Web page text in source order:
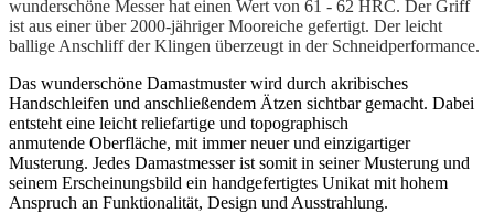
wunderschöne Messer hat einen Wert von 61 - 62 HRC. Der Griff
ist aus einer über 2000-jähriger Mooreiche gefertigt. Der leicht
ballige Anschliff der Klingen überzeugt in der Schneidperformance.
Das wunderschöne Damastmuster wird durch akribisches
Handschleifen und anschließendem Ätzen sichtbar gemacht. Dabei
entsteht eine leicht reliefartige und topographisch
anmutende Oberfläche, mit immer neuer und einzigartiger
Musterung. Jedes Damastmesser ist somit in seiner Musterung und
seinem Erscheinungsbild ein handgefertigtes Unikat mit hohem
Anspruch an Funktionalität, Design und Ausstrahlung.